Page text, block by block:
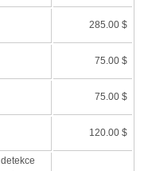
285.00 $
75.00 $
75.00 $
120.00 $
detekce